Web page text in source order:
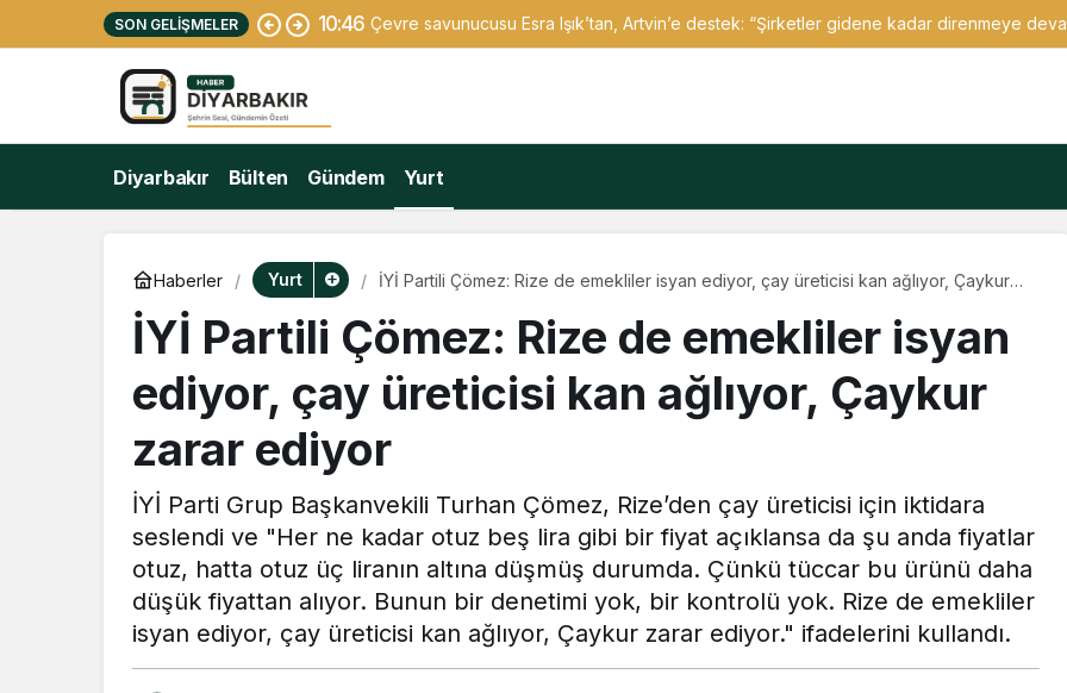
SON GELIŞMELER 10:46 Çevre savunucusu Esra Işık’tan, Artvin’e destek: “Şirketler gidene kadar direnmeye
Diyarbakır Bülten Gündem Yurt
Haberler Yurt
İYİ Partili Çömez: Rize de emekliler isyan ediyor, çay üreticisi kan ağlıyor, Çaykur
İYİ Partili Çömez: Rize de emekliler isyan
ediyor, çay üreticisi kan ağlıyor, Çaykur
zarar ediyor
İYİ Parti Grup Başkanvekili Turhan Çömez, Rize’den çay üreticisi için iktidara
seslendi ve "Her ne kadar otuz beş lira gibi bir fiyat açıklansa da şu anda fiyatlar
otuz, hatta otuz üç liranın altına düşmüş durumda. Çünkü tüccar bu ürünü daha
düşük fiyattan alıyor. Bunun bir denetimi yok, bir kontrolü yok. Rize de emekliler
isyan ediyor, çay üreticisi kan ağlıyor, Çaykur zarar ediyor." ifadelerini kullandı.